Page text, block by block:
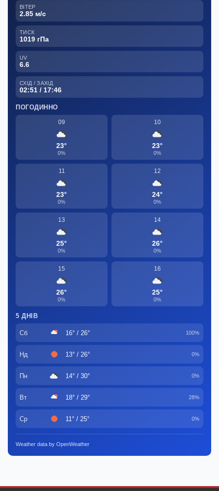
ВІТЕР
2.85 м/с
ТИСК
1019 гПа
UV
6.6
СХІД / ЗАХІД
02:51 / 17:46
ПОГОДИННО
09
23°
0%
10
23°
0%
11
23°
0%
12
24°
0%
13
25°
0%
14
26°
0%
15
26°
0%
16
25°
0%
5 ДНІВ
Сб 16° / 26° 100%
Нд 13° / 26° 0%
Пн 14° / 30° 0%
Вт 18° / 29° 28%
Ср 11° / 25° 0%
Weather data by OpenWeather